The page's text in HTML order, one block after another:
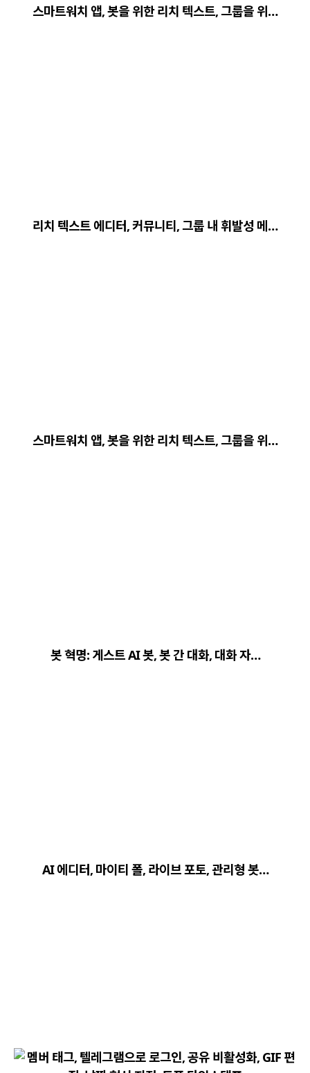
스마트워치 앱, 봇을 위한 리치 텍스트, 그룹을 위…
리치 텍스트 에디터, 커뮤니티, 그룹 내 휘발성 메…
스마트워치 앱, 봇을 위한 리치 텍스트, 그룹을 위…
봇 혁명: 게스트 AI 봇, 봇 간 대화, 대화 자…
AI 에디터, 마이티 폴, 라이브 포토, 관리형 봇…